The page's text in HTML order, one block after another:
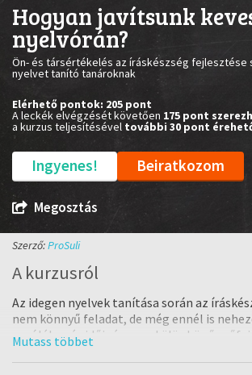
minutes,
seconds
Hogyan javítsunk
nyelvórán?
Ön- és társértékelés az íráskészség fejlesztése
nyelvet tanító tanároknak
Elérhető pontok: 205 pont
A leckék elvégzését követően 175 pont
a kurzus teljesítésével további 30 pont
Ingyenes! Beiratkozom
Megosztás
Szerző:ProSuli
A kurzusról
Az idegen nyelvek tanítása során az
nem könnyű feladat, de még ennél is
aprólékos és időigényes a különböző
javítása. Szerencsére manapság számos
alkalmazás létezik , amelyek ezt